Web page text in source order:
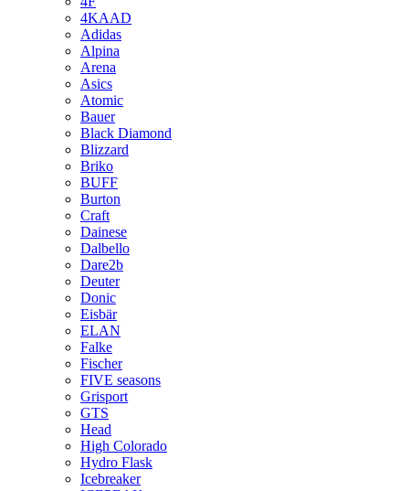
4KAAD
Adidas
Alpina
Arena
Asics
Atomic
Bauer
Black Diamond
Blizzard
Briko
BUFF
Burton
Craft
Dainese
Dalbello
Dare2b
Deuter
Donic
Eisbär
ELAN
Falke
Fischer
FIVE seasons
Grisport
GTS
Head
High Colorado
Hydro Flask
Icebreaker